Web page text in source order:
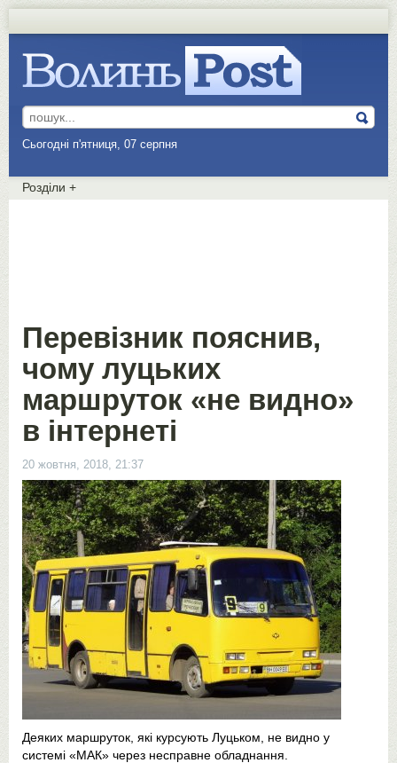
Сьогодні п'ятниця, 07 серпня
Розділи +
Перевізник пояснив,
чому луцьких
маршруток «не видно»
в інтернеті
20 жовтня, 2018, 21:37
Деяких маршруток, які курсують Луцьком, не видно у
системі «МАК» через несправне обладнання.